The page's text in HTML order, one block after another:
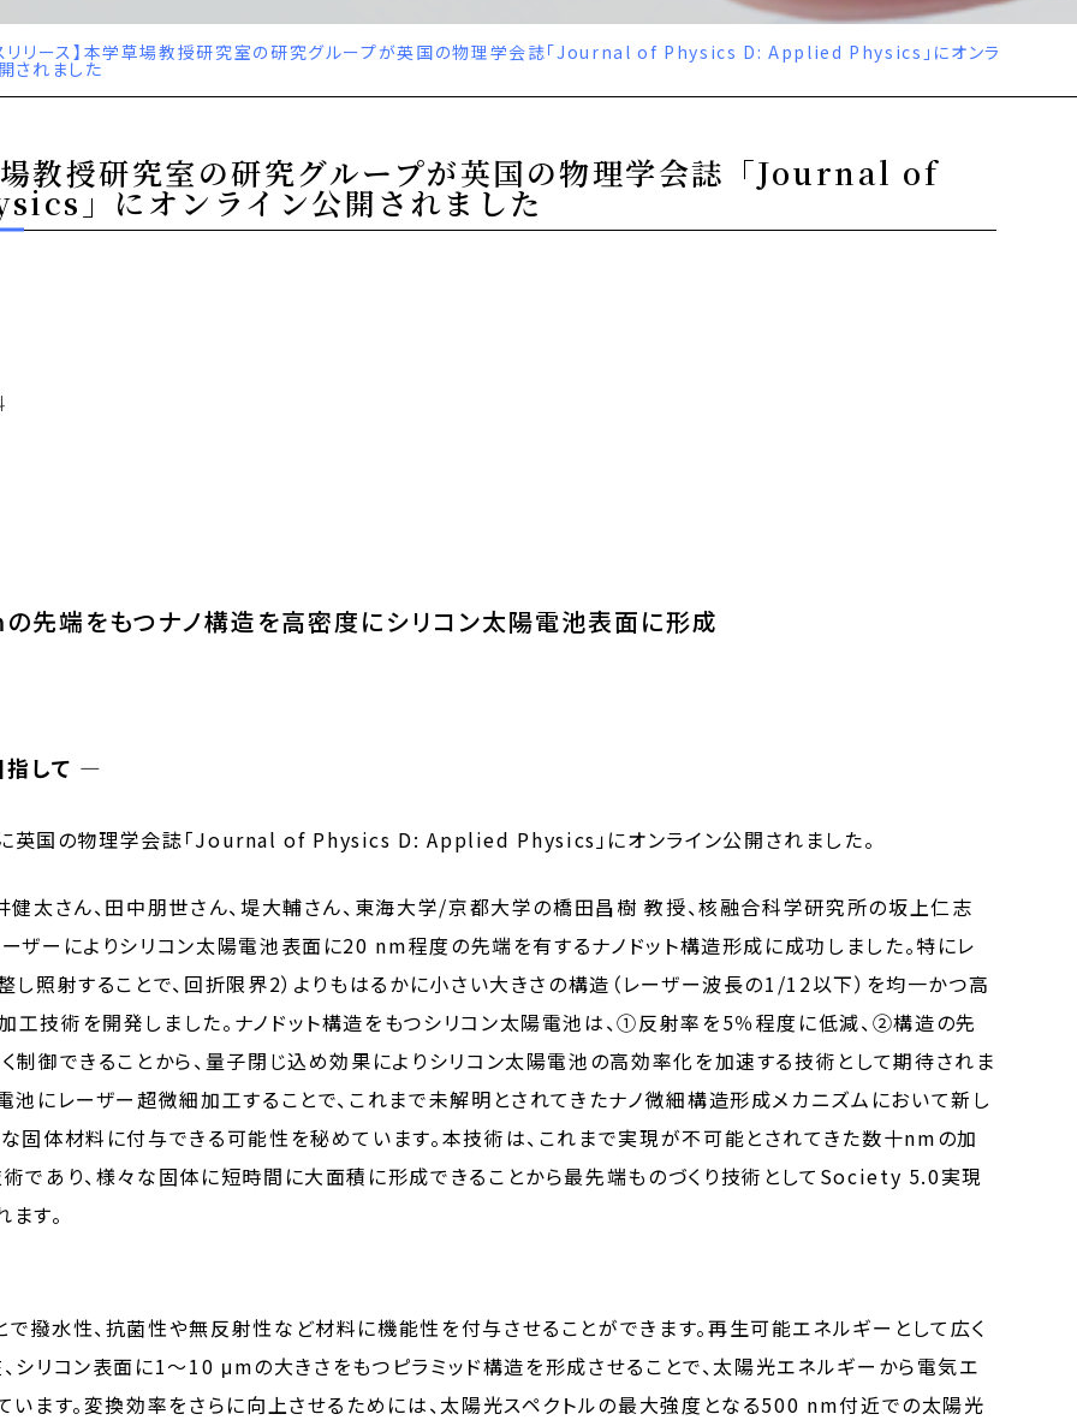
リリース】本学草場教授研究室の研究グループが英国の物理学会誌「Journal of Physics D: Applied Physics」にオンラ
されました
教授研究室の研究グループが英国の物理学会誌「Journal of
」にオンライン公開されました
先端をもつナノ構造を高密度にシリコン太陽電池表面に形成
指して ―
英国の物理学会誌「Journal of Physics D: Applied Physics」にオンライン公開されました。
太さん、田中朋世さん、堤大輔さん、東海大学/京都大学の橋田昌樹 教授、核融合科学研究所の坂上仁志
ザーによりシリコン太陽電池表面に20 nm程度の先端を有するナノドット構造形成に成功しました。特にレ
照射することで、回折限界2）よりもはるかに小さい大きさの構造（レーザー波長の1/12以下）を均一かつ高
技術を開発しました。ナノドット構造をもつシリコン太陽電池は、①反射率を5％程度に低減、②構造の先
制御できることから、量子閉じ込め効果によりシリコン太陽電池の高効率化を加速する技術として期待されま
池にレーザー超微細加工することで、これまで未解明とされてきたナノ微細構造形成メカニズムにおいて新し
固体材料に付与できる可能性を秘めています。本技術は、これまで実現が不可能とされてきた数十nmの加
であり、様々な固体に短時間に大面積に形成できることから最先端ものづくり技術としてSociety 5.0実現
す。
撥水性、抗菌性や無反射性など材料に機能性を付与させることができます。再生可能エネルギーとして広く
シリコン表面に1～10 μmの大きさをもつピラミッド構造を形成させることで、太陽光エネルギーから電気エ
ます。変換効率をさらに向上させるためには、太陽光スペクトルの最大強度となる500 nm付近での太陽光